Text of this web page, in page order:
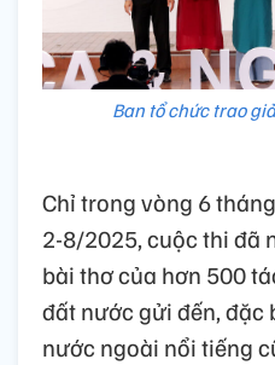
Ban tổ chức trao
Chỉ trong vòng 6
2-8/2025, cuộc thi đã
bài thơ của hơn 500
đất nước gửi đến, đặc
nước ngoài nổi tiếng